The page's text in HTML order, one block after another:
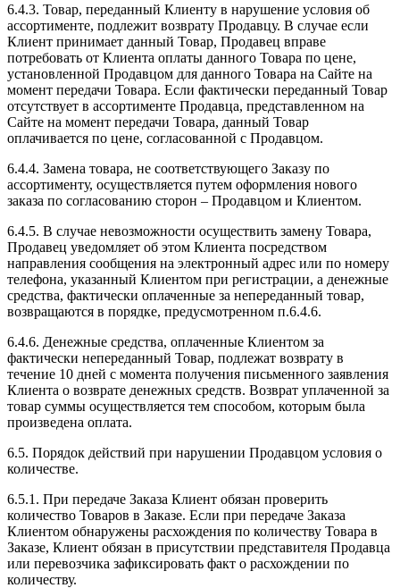
6.4.3. Товар, переданный Клиенту в нарушение условия об
ассортименте, подлежит возврату Продавцу. В случае если
Клиент принимает данный Товар, Продавец вправе
потребовать от Клиента оплаты данного Товара по цене,
установленной Продавцом для данного Товара на Сайте на
момент передачи Товара. Если фактически переданный Товар
отсутствует в ассортименте Продавца, представленном на
Сайте на момент передачи Товара, данный Товар
оплачивается по цене, согласованной с Продавцом.
6.4.4. Замена товара, не соответствующего Заказу по
ассортименту, осуществляется путем оформления нового
заказа по согласованию сторон – Продавцом и Клиентом.
6.4.5. В случае невозможности осуществить замену Товара,
Продавец уведомляет об этом Клиента посредством
направления сообщения на электронный адрес или по номеру
телефона, указанный Клиентом при регистрации, а денежные
средства, фактически оплаченные за непереданный товар,
возвращаются в порядке, предусмотренном п.6.4.6.
6.4.6. Денежные средства, оплаченные Клиентом за
фактически непереданный Товар, подлежат возврату в
течение 10 дней с момента получения письменного заявления
Клиента о возврате денежных средств. Возврат уплаченной за
товар суммы осуществляется тем способом, которым была
произведена оплата.
6.5. Порядок действий при нарушении Продавцом условия о
количестве.
6.5.1. При передаче Заказа Клиент обязан проверить
количество Товаров в Заказе. Если при передаче Заказа
Клиентом обнаружены расхождения по количеству Товара в
Заказе, Клиент обязан в присутствии представителя Продавца
или перевозчика зафиксировать факт о расхождении по
количеству.